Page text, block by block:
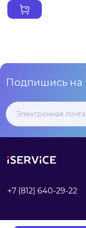
Подпишись на
+7 (812) 640-29-22